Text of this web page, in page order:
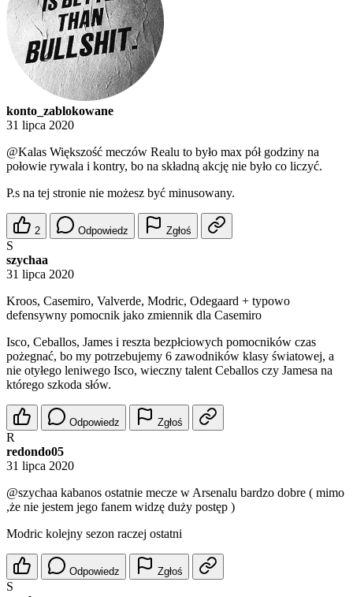
konto_zablokowane
31 lipca 2020
@Kalas Większość meczów Realu to było max pół godziny na
połowie rywala i kontry, bo na składną akcję nie było co liczyć.
P.s na tej stronie nie możesz być minusowany.
2 Odpowiedz Zgłoś
S
szychaa
31 lipca 2020
Kroos, Casemiro, Valverde, Modric, Odegaard + typowo
defensywny pomocnik jako zmiennik dla Casemiro
Isco, Ceballos, James i reszta bezpłciowych pomocników czas
pożegnać, bo my potrzebujemy 6 zawodników klasy światowej, a
nie otyłego leniwego Isco, wieczny talent Ceballos czy Jamesa na
którego szkoda słów.
Odpowiedz Zgłoś
R
redondo05
31 lipca 2020
@szychaa kabanos ostatnie mecze w Arsenalu bardzo dobre ( mimo
,że nie jestem jego fanem widzę duży postęp )
Modric kolejny sezon raczej ostatni
Odpowiedz Zgłoś
S